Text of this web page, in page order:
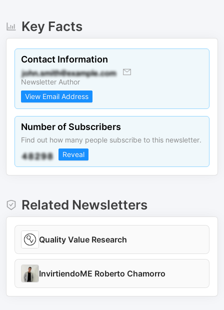
Key Facts
Contact Information
Newsletter Author
View Email Address
Number of Subscribers
Find out how many people subscribe to this newsletter.
Reveal
Related Newsletters
Quality Value Research
InvirtiendoME Roberto Chamorro